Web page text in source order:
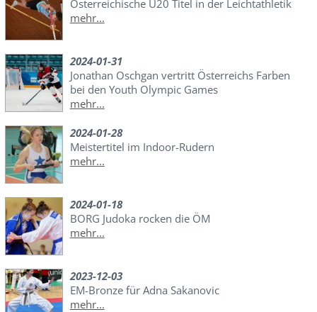
Österreichische U20 Titel in der Leichtathletik
mehr...
2024-01-31
Jonathan Oschgan vertritt Österreichs Farben
bei den Youth Olympic Games
mehr...
2024-01-28
Meistertitel im Indoor-Rudern
mehr...
2024-01-18
BORG Judoka rocken die ÖM
mehr...
2023-12-03
EM-Bronze für Adna Sakanovic
mehr...